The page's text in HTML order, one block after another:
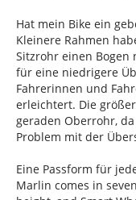
Hat mein Bike ein
Kleinere Rahmen
Sitzrohr einen Bogen
für eine niedrigere
Fahrerinnen und
erleichtert. Die
geraden Oberrohr,
Problem mit der
Eine Passform für
Marlin comes in